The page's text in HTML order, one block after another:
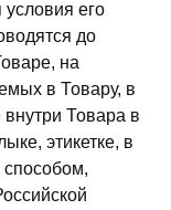
его
до
на
в Товару, в
Товара в
этикетке, в
способом,